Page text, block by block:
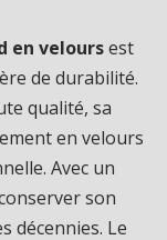
en veloursest
de durabilité.
qualité, sa
en velours
Avec un
son
décennies. Le